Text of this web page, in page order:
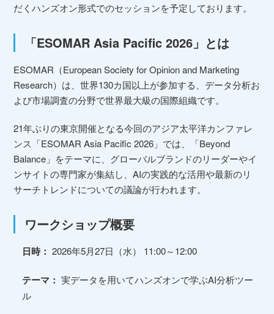
だくハンズオン形式でのセッションを予定しております。
「ESOMAR Asia Pacific 2026」とは
ESOMAR（European Society for Opinion and Marketing
Research）は、世界130カ国以上が参加する、データ分析お
よび市場調査の分野で世界最大級の国際組織です。
21年ぶりの東京開催となる今回のアジア太平洋カンファレ
ンス「ESOMAR Asia Pacific 2026」では、「Beyond
Balance」をテーマに、グローバルブランドのリーダーやイ
ンサイトの専門家が集結し、AIの実践的な活用や最新のリ
サーチトレンドについての議論が行われます。
ワークショップ概要
日時： 2026年5月27日（水） 11:00～12:00
テーマ： 実データを用いてハンズオンで学ぶAI分析ツー
ル